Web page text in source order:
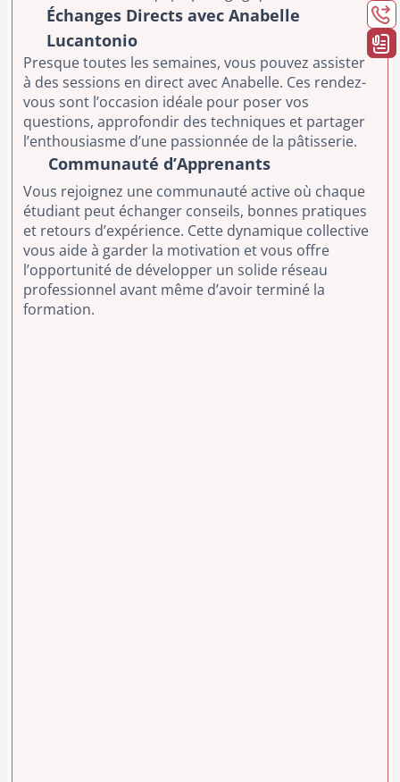
Échanges Directs avec Anabelle
Lucantonio
Presque toutes les semaines, vous pouvez assister
à des sessions en direct avec Anabelle. Ces rendez-
vous sont l’occasion idéale pour poser vos
questions, approfondir des techniques et partager
l’enthousiasme d’une passionnée de la pâtisserie.
Communauté d’Apprenants
Vous rejoignez une communauté active où chaque
étudiant peut échanger conseils, bonnes pratiques
et retours d’expérience. Cette dynamique collective
vous aide à garder la motivation et vous offre
l’opportunité de développer un solide réseau
professionnel avant même d’avoir terminé la
formation.